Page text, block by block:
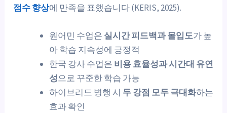
점수 향상에 만족을 표했습니다 (KERIS, 2025).
원어민 수업은 실시간 피드백과 몰입도가 높
아 학습 지속성에 긍정적
한국 강사 수업은 비용 효율성과 시간대 유연
성으로 꾸준한 학습 가능
하이브리드 병행 시 두 강점 모두 극대화하는
효과 확인